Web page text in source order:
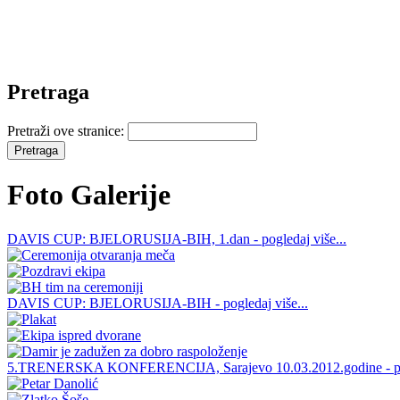
Pretraga
Pretraži ove stranice:
Foto Galerije
DAVIS CUP: BJELORUSIJA-BIH, 1.dan - pogledaj više...
DAVIS CUP: BJELORUSIJA-BIH - pogledaj više...
5.TRENERSKA KONFERENCIJA, Sarajevo 10.03.2012.godine -